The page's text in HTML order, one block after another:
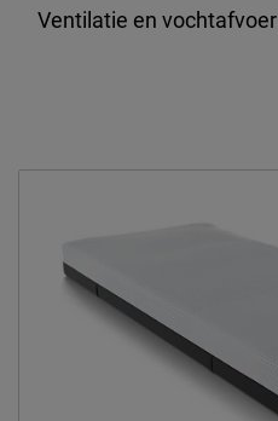
Ventilatie en vochtafvoer